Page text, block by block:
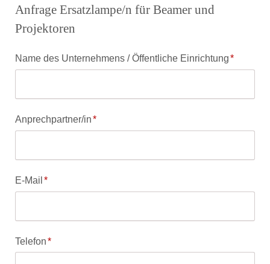
Anfrage Ersatzlampe/n für Beamer und
Projektoren
Pflichtfeld
Name des Unternehmens / Öffentliche Einrichtung*
Pflichtfeld
Anprechpartner/in*
Pflichtfeld
E-Mail*
Pflichtfeld
Telefon*